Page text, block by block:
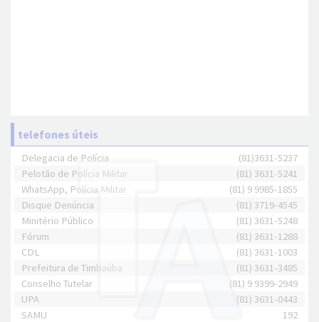
telefones úteis
Delegacia de Polícia
(81)3631-5237
Pelotão de Polícia Militar
(81) 3631-5241
WhatsApp, Polícia Militar
(81) 9 9985-1855
Disque Denúncia
(81) 3719-4545
Minitério Público
(81) 3631-5248
Fórum
(81) 3631-1288
CDL
(81) 3631-1003
Prefeitura de Timbaúba
(81) 3631-3485
Conselho Tutelar
(81) 9 9399-2949
UPA
(81) 3631-0443
SAMU
192